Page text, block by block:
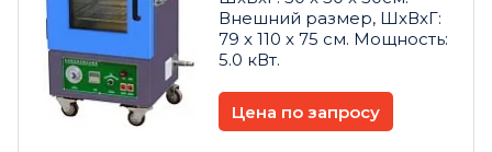
Внешний размер, ШxВxГ:
79 x 110 x 75 см. Мощность:
5.0 кВт.
Цена по запросу